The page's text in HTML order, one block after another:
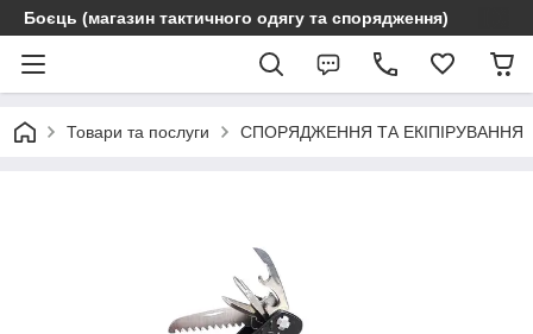
Боєць (магазин тактичного одягу та спорядження)
Товари та послуги СПОРЯДЖЕННЯ ТА ЕКІПІРУВАННЯ